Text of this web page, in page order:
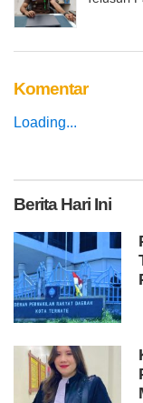
Komentar
Loading...
BeritaHari Ini